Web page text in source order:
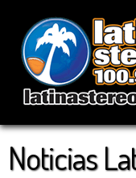
Noticias